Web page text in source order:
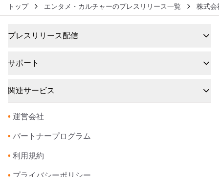
トップ エンタメ・カルチャーのプレスリリース一覧 株式会
プレスリリース配信
サポート
関連サービス
• 運営会社
• パートナープログラム
• 利用規約
• プライバシーポリシー